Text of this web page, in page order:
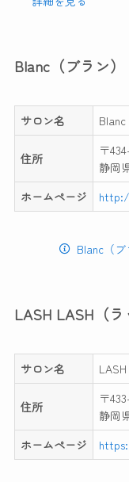
Blanc（ブラン
サロン名
住所
〒
静岡
ホームページ
Blanc（
LASH LASH（ラ
サロン名
住所
〒
静岡
ホームページ